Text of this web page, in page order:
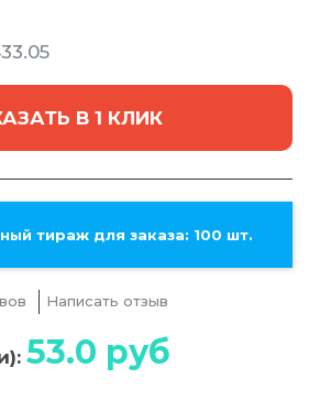
В 1 КЛИК
тираж для заказа: 100 шт.
Написать отзыв
53.0 руб